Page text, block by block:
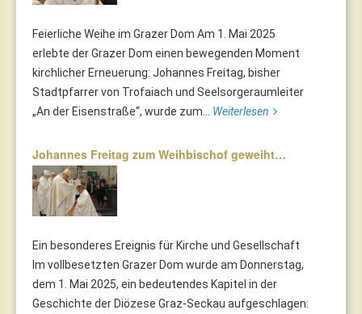
Feierliche Weihe im Grazer Dom Am 1. Mai 2025
erlebte der Grazer Dom einen bewegenden Moment
kirchlicher Erneuerung: Johannes Freitag, bisher
Stadtpfarrer von Trofaiach und Seelsorgeraumleiter
„An der Eisenstraße“, wurde zum... Weiterlesen
Johannes Freitag zum Weihbischof geweiht…
Ein besonderes Ereignis für Kirche und Gesellschaft
Im vollbesetzten Grazer Dom wurde am Donnerstag,
dem 1. Mai 2025, ein bedeutendes Kapitel in der
Geschichte der Diözese Graz-Seckau aufgeschlagen: